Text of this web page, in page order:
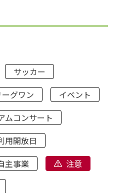
サッカー
グワン
イベント
ムコンサート
用開放日
主事業
注意